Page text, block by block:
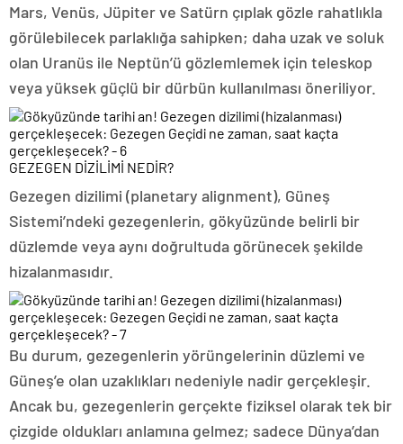
Mars, Venüs, Jüpiter ve Satürn çıplak gözle rahatlıkla
görülebilecek parlaklığa sahipken; daha uzak ve soluk
olan Uranüs ile Neptün’ü gözlemlemek için teleskop
veya yüksek güçlü bir dürbün kullanılması öneriliyor.
GEZEGEN DİZİLİMİ NEDİR?
Gezegen dizilimi (planetary alignment), Güneş
Sistemi’ndeki gezegenlerin, gökyüzünde belirli bir
düzlemde veya aynı doğrultuda görünecek şekilde
hizalanmasıdır.
Bu durum, gezegenlerin yörüngelerinin düzlemi ve
Güneş’e olan uzaklıkları nedeniyle nadir gerçekleşir.
Ancak bu, gezegenlerin gerçekte fiziksel olarak tek bir
çizgide oldukları anlamına gelmez; sadece Dünya’dan